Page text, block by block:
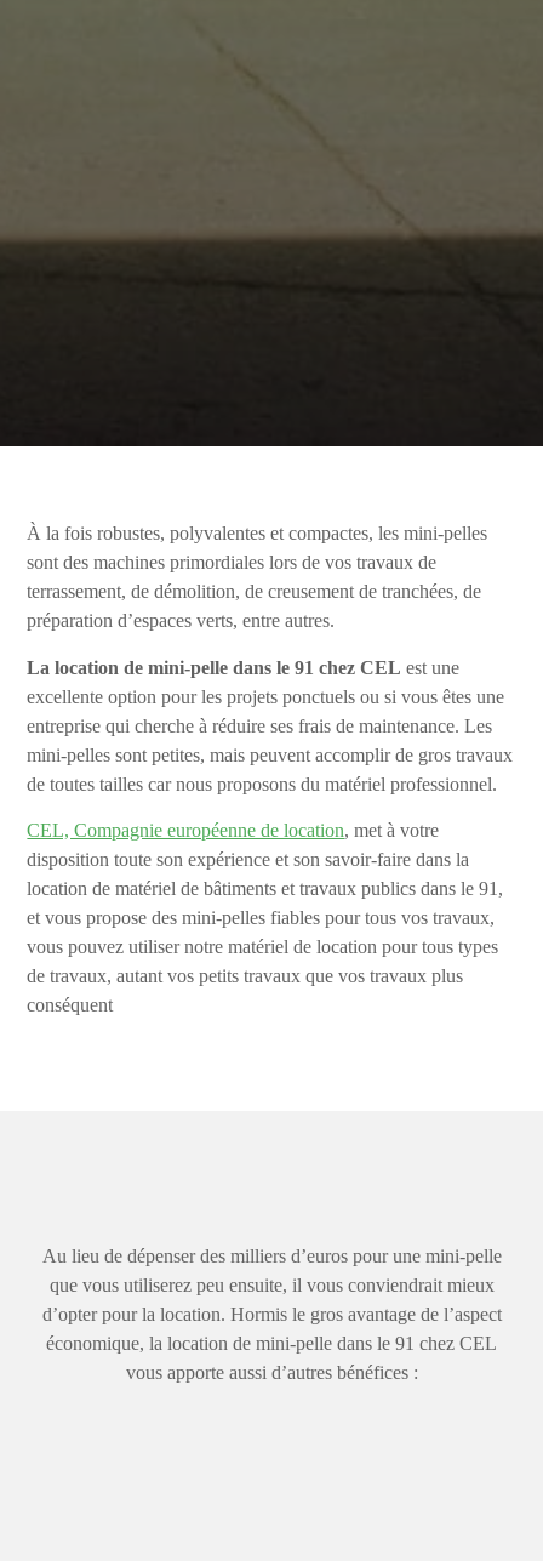
À la fois robustes, polyvalentes et compactes, les mini-pelles
sont des machines primordiales lors de vos travaux de
terrassement, de démolition, de creusement de tranchées, de
préparation d’espaces verts, entre autres.
La location de mini-pelle dans le 91 chez CEL est une
excellente option pour les projets ponctuels ou si vous êtes une
entreprise qui cherche à réduire ses frais de maintenance. Les
mini-pelles sont petites, mais peuvent accomplir de gros travaux
de toutes tailles car nous proposons du matériel professionnel.
CEL, Compagnie européenne de location, met à votre
disposition toute son expérience et son savoir-faire dans la
location de matériel de bâtiments et travaux publics dans le 91,
et vous propose des mini-pelles fiables pour tous vos travaux,
vous pouvez utiliser notre matériel de location pour tous types
de travaux, autant vos petits travaux que vos travaux plus
conséquent
Au lieu de dépenser des milliers d’euros pour une mini-pelle
que vous utiliserez peu ensuite, il vous conviendrait mieux
d’opter pour la location. Hormis le gros avantage de l’aspect
économique, la location de mini-pelle dans le 91 chez CEL
vous apporte aussi d’autres bénéfices :